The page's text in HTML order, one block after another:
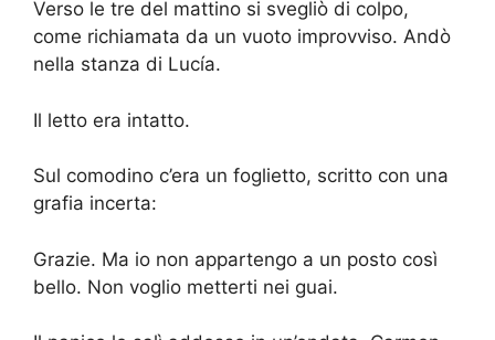
Verso le tre del mattino si svegliò di colpo,
come richiamata da un vuoto improvviso. Andò
nella stanza di Lucía.
Il letto era intatto.
Sul comodino c’era un foglietto, scritto con una
grafia incerta:
Grazie. Ma io non appartengo a un posto così
bello. Non voglio metterti nei guai.